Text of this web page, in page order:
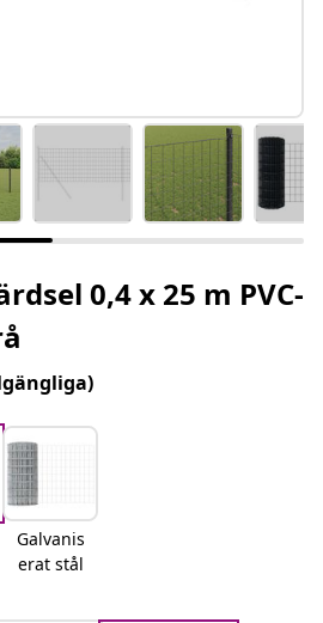
0,4 x 25 m PVC-
Galvanis
erat stål